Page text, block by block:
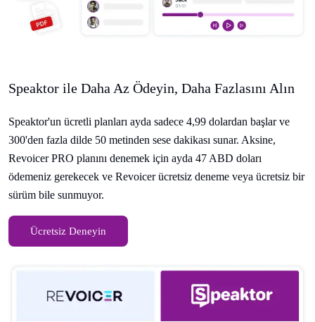
Speaktor ile Daha Az Ödeyin, Daha Fazlasını Alın
Speaktor'un ücretli planları ayda sadece 4,99 dolardan başlar ve
300'den fazla dilde 50 metinden sese dakikası sunar. Aksine,
Revoicer PRO planını denemek için ayda 47 ABD doları
ödemeniz gerekecek ve Revoicer ücretsiz deneme veya ücretsiz bir
sürüm bile sunmuyor.
Ücretsiz Deneyin